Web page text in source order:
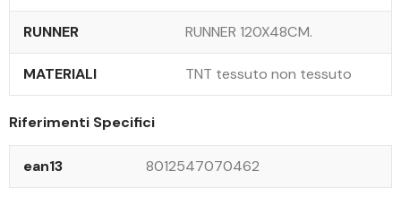
RUNNER RUNNER 120X48CM.
MATERIALI TNT tessuto non tessuto
Riferimenti Specifici
ean13 8012547070462